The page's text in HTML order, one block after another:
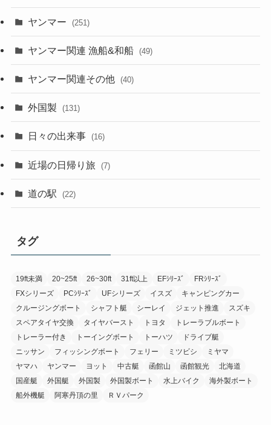
ヤンマー (251)
ヤンマー関連 漁船&和船 (49)
ヤンマー関連その他 (40)
外国製 (131)
日々の出来事 (16)
近場の日帰り旅 (7)
道の駅 (22)
タグ
19ft未満 20~25ft 26~30ft 31ft以上 EFｼﾘｰｽﾞ
FRｼﾘｰｽﾞ
FXシリーズ
PCｼﾘｰｽﾞ UFシリーズ イスズ
キャンピングカー
クルージングボート
シャフト艇 シーレイ ジェット推進
スズキ
スペアタイヤ交換
タイヤバースト トヨタ
トレーラブルボート
トレーラー付き
トーイングボート トーハツ
ドライブ艇
ニッサン
フィッシングボート フェリー ミツビシ
ミヤマ
ヤマハ
ヤンマー ヨット 中古艇 函館山 函館観光
北海道
国産艇
外国艇 外国製 外国製ボート 水上バイク
海外製ボート
船外機艇
阿寒丹頂の里 ＲＶパーク